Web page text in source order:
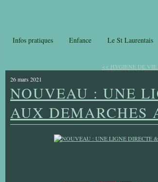
Infos pratiques Enfance Le St Laurentais
<< HYGIENE DE VIE
26 mars 2021
NOUVEAU : UNE
AUX DEMARCHES